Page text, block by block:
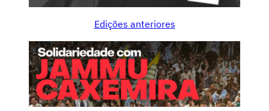
Edições anteriores